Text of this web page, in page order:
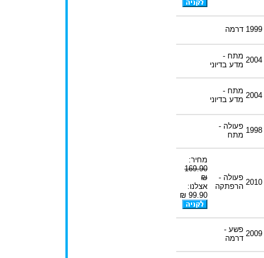
1999 דרמה
2004 מתח -
מדע בדיוני
2004
מתח -
מדע בדיוני
1998 פעולה -
מתח
2010
פעולה -
הרפתקה
מחיר:
169.90
₪
אצלנו:
99.90 ₪
2009 פשע -
דרמה